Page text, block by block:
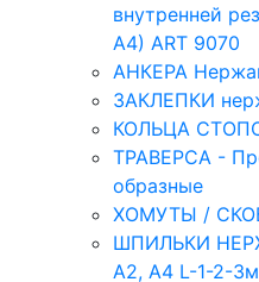
внутренней
А4) ART 9070
АНКЕРА
ЗАКЛЕПКИ
КОЛЬЦА
ТРАВЕРСА -
образные
ХОМУТЫ /
ШПИЛЬКИ
A2, А4 L-1-2-3м